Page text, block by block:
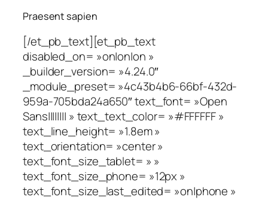
Praesent sapien
[/et_pb_text][et_pb_text
disabled_on= »on|on|on »
_builder_version= »4.24.0″
_module_preset= »4c43b4b6-66bf-432d-
959a-705bda24a650″ text_font= »Open
Sans|||||||| » text_text_color= »#FFFFFF »
text_line_height= »1.8em »
text_orientation= »center »
text_font_size_tablet= » »
text_font_size_phone= »12px »
text_font_size_last_edited= »on|phone »